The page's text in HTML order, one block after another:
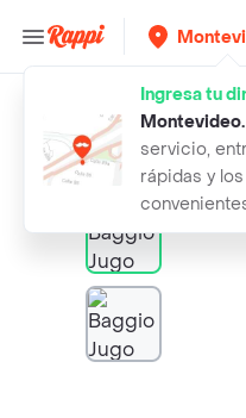
Ingresa tu
Montevideo.
servicio,
rápidas y
Búsquedas relacionadas:
Rappi baggio jugo multifruta